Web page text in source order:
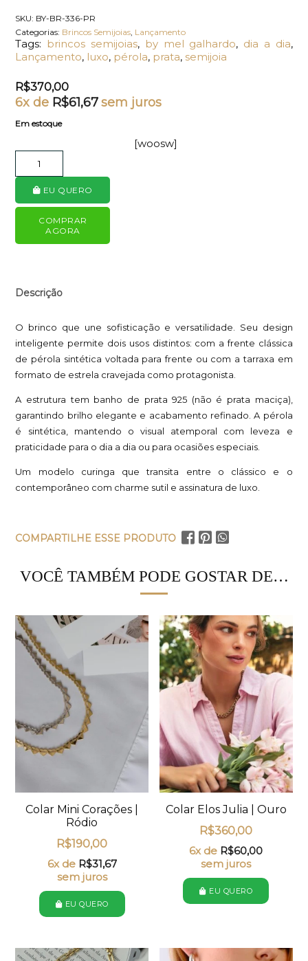
SKU: BY-BR-336-PR
Categorias: Brincos Semijoias, Lançamento
Tags: brincos semijoias, by mel galhardo, dia a dia,
Lançamento, luxo, pérola, prata, semijoia
R$370,00
6x de R$61,67 sem juros
Em estoque
EU QUERO
COMPRAR
AGORA
[woosw]
Descrição
O brinco que une sofisticação e versatilidade. Seu design
inteligente permite dois usos distintos: com a frente clássica
de pérola sintética voltada para frente ou com a tarraxa em
formato de estrela cravejada como protagonista.
A estrutura tem banho de prata 925 (não é prata maciça),
garantindo brilho elegante e acabamento refinado. A pérola
é sintética, mantendo o visual atemporal com leveza e
praticidade para o dia a dia ou para ocasiões especiais.
Um modelo curinga que transita entre o clássico e o
contemporâneo com charme sutil e assinatura de luxo.
COMPARTILHE ESSE PRODUTO
VOCÊ TAMBÉM PODE GOSTAR DE…
Colar Mini Corações |
Ródio
R$190,00
6x de R$31,67
sem juros
EU QUERO
Colar Elos Julia | Ouro
R$360,00
6x de R$60,00
sem juros
EU QUERO